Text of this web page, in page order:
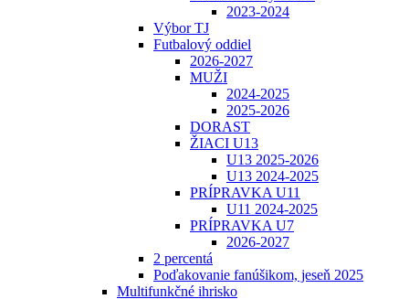
2023-2024
Výbor TJ
Futbalový oddiel
2026-2027
MUŽI
2024-2025
2025-2026
DORAST
ŽIACI U13
U13 2025-2026
U13 2024-2025
PRÍPRAVKA U11
U11 2024-2025
PRÍPRAVKA U7
2026-2027
2 percentá
Poďakovanie fanúšikom, jeseň 2025
Multifunkčné ihrisko